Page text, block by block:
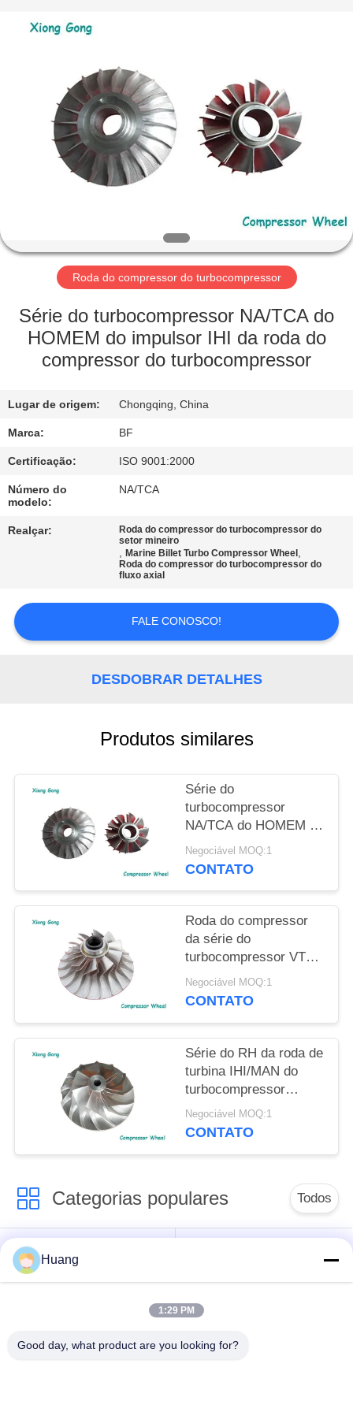
PRODUTOS
SOBRE
EXCURSÃO
FÁBRICA
CONTROLE
QUALIDADE
CONTACTE-
NOS
NOTÍCIA
DO
SITE
PRIVACY
Electrical
Roda do compressor do turbocompressor
Série do turbocompressor NA/TCA do
HOMEM do impulsor IHI da roda do
compressor do turbocompressor
Lugar de origem: Chongqing, China
Marca: BF
Certificação: ISO 9001:2000
Número do
modelo:
NA/TCA
Realçar:
Roda do compressor do turbocompressor do
setor mineiro
,Marine Billet Turbo Compressor Wheel ,
Roda do compressor do turbocompressor do
fluxo axial
FALE CONOSCO!
DESDOBRAR DETALHES
Produtos similares
Série do
turbocompressor
NA/TCA do HOMEM do
impulsor IHI da roda do
compressor do
Negociável MOQ:1
CONTATO
Roda do compressor
da série do
turbocompressor VTC
de Marine Diesel
Engine ABB
Negociável MOQ:1
CONTATO
Série do RH da roda de
turbina IHI/MAN do
turbocompressor
Martine Turbocharger
Negociável MOQ:1
CONTATO
Categorias populares Todos
Marine Turbocharger
Parts
HOMEM de IHI
Mitsubishi
turbocompressor
Huang
1:29 PM
Good day, what product are you looking for?